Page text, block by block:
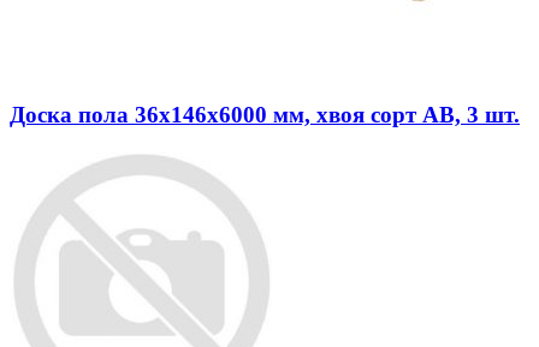
Доска пола 36х146х6000 мм, хвоя сорт АВ, 3 шт.